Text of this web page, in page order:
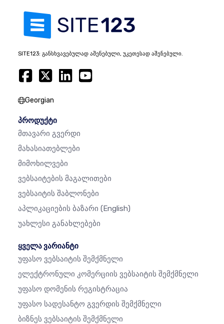
SITE123: განსხვავებულად აშენებული, უკეთესად აშენებული.
Georgian
პროდუქტი
Მთავარი Გვერდი
Მახასიათებლები
Მიმოხილვები
Ვებსაიტების Მაგალითები
Ვებსაიტის Შაბლონები
Აპლიკაციების Ბაზარი (English)
Უახლესი Განახლებები
ყველა ვარიანტი
Უფასო Ვებსაიტის Შემქმნელი
Ელექტრონული Კომერციის Ვებსაიტის Შემქმნელი
Უფასო Დომენის Რეგისტრაცია
Უფასო Სადესანტო Გვერდის Შემქმნელი
Ბიზნეს Ვებსაიტის Შემქმნელი